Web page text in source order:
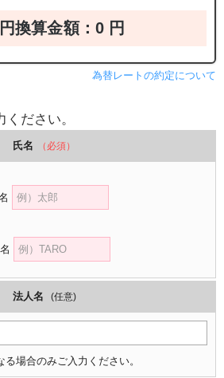
換算金額： 0 円
為替レートの約定について
ださい。
氏名 （必須）
名
法人名 (任意)
場合のみご入力ください。